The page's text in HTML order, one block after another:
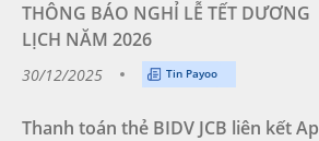
THÔNG BÁO NGHỈ LỄ TẾT DƯƠNG
LỊCH NĂM 2026
30/12/2025 Tin Payoo
Thanh toán thẻ BIDV JCB liên kết